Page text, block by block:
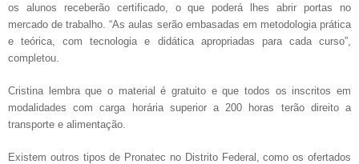
os alunos receberão certificado, o que poderá lhes abrir portas no
mercado de trabalho. “As aulas serão embasadas em metodologia prática
e teórica, com tecnologia e didática apropriadas para cada curso”,
completou.
Cristina lembra que o material é gratuito e que todos os inscritos em
modalidades com carga horária superior a 200 horas terão direito a
transporte e alimentação.
Existem outros tipos de Pronatec no Distrito Federal, como os ofertados